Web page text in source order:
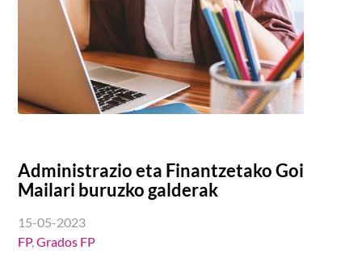
Administrazio eta Finantzetako Goi
Mailari buruzko galderak
15-05-2023
FP,Grados FP